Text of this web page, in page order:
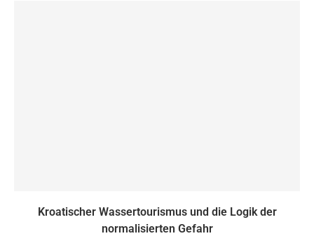
Kroatischer Wassertourismus und die Logik der
normalisierten Gefahr